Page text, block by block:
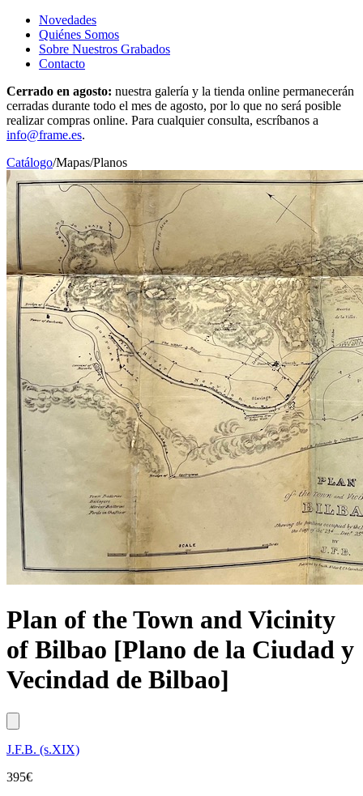
Novedades
Quiénes Somos
Sobre Nuestros Grabados
Contacto
Cerrado en agosto: nuestra galería y la tienda online permanecerán
cerradas durante todo el mes de agosto, por lo que no será posible
realizar compras online. Para cualquier consulta, escríbanos a
info@frame.es.
Catálogo/Mapas/Planos
Plan of the Town and Vicinity
of Bilbao [Plano de la Ciudad y
Vecindad de Bilbao]
J.F.B. (s.XIX)
395€